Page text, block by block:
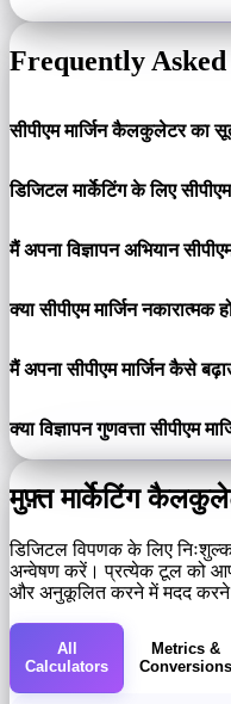
Frequently Asked
सीपीएम मार्जिन कैलकुलेटर का
डिजिटल मार्केटिंग के लिए
मैं अपना विज्ञापन अभियान
क्या सीपीएम मार्जिन नकारात्मक
मैं अपना सीपीएम मार्जिन कैसे
क्या विज्ञापन गुणवत्ता सीपीएम
मुफ़्त मार्केटिंग
डिजिटल विपणक के लिए
अन्वेषण करें। प्रत्येक टूल को
और अनुकूलित करने में मदद करने
All
Calculators
Metrics &
Conversions